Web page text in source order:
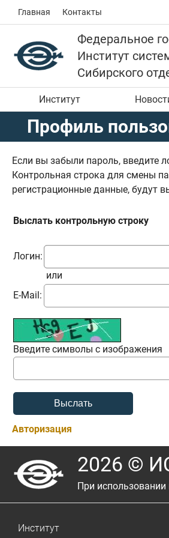
Главная Контакты
Федеральное
Институт
Сибирского
Институт
Профиль
Если вы забыли пароль, введите
Контрольная строка для смены
регистрационные данные, будут
Выслать контрольную строку
Логин:
или
E-Mail:
Введите символы с изображения
Авторизация
2026 ©
При использовании
Институт